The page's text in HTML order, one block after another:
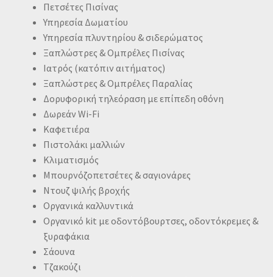
Πετσέτες Πισίνας
Υπηρεσία Δωματίου
Υπηρεσία πλυντηρίου & σιδερώματος
Ξαπλώστρες & Ομπρέλες Πισίνας
Ιατρός (κατόπιν αιτήματος)
Ξαπλώστρες & Ομπρέλες Παραλίας
Δορυφορική τηλεόραση με επίπεδη οθόνη
Δωρεάν Wi-Fi
Καφετιέρα
Πιστολάκι μαλλιών
Κλιματισμός
Μπουρνόζοπετσέτες & σαγιονάρες
Ντουζ ψιλής βροχής
Οργανικά καλλυντικά
Οργανικό kit με οδοντόβουρτσες, οδοντόκρεμες &
ξυραφάκια
Σάουνα
Τζακούζι